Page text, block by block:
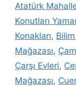
Atatürk
Konutları
Konakları,
Mağazası,
Çarşı Evleri,
Mağazası,